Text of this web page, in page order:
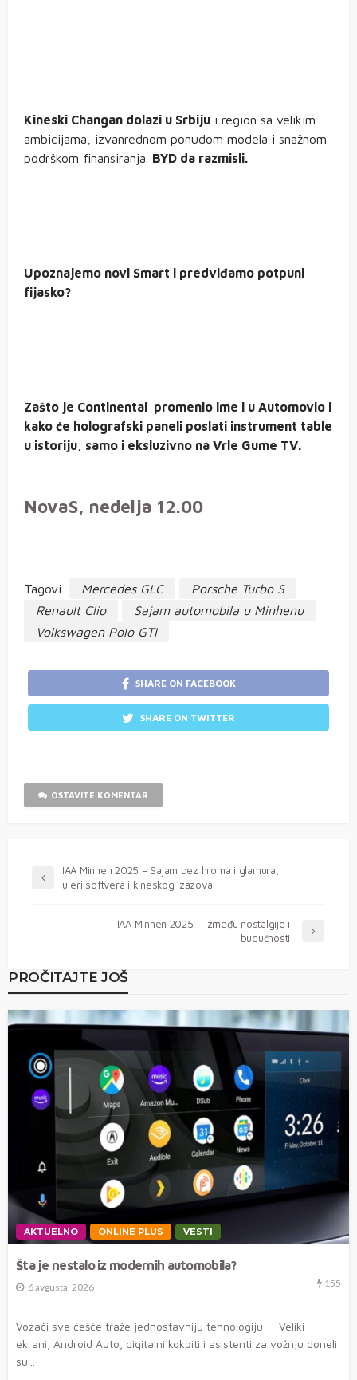
Kineski Changan dolazi u Srbiju i region sa velikim
ambicijama, izvanrednom ponudom modela i snažnom
podrškom finansiranja. BYD da razmisli.
Upoznajemo novi Smart i predviđamo potpuni
fijasko?
Zašto je Continental promenio ime i u Automovio i
kako će holografski paneli poslati instrument table
u istoriju, samo i eksluzivno na Vrle Gume TV.
NovaS, nedelja 12.00
Tagovi Mercedes GLC
Porsche Turbo S
Renault Clio
Sajam automobila u Minhenu
Volkswagen Polo GTI
SHARE ON FACEBOOK
SHARE ON TWITTER
OSTAVITE KOMENTAR
IAA Minhen 2025 – Sajam bez hroma i glamura,
u eri softvera i kineskog izazova
IAA Minhen 2025 – između nostalgije i
budućnosti
PROČITAJTE JOŠ
AKTUELNO ONLINE PLUS VESTI
Šta je nestalo iz modernih automobila?
6 avgusta, 2026 155
Vozači sve češće traže jednostavniju tehnologiju Veliki
ekrani, Android Auto, digitalni kokpiti i asistenti za vožnju doneli
su...